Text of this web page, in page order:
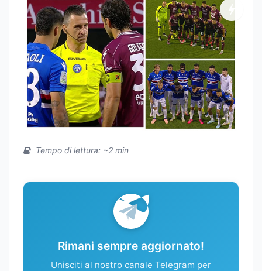
Tempo di lettura: ~2 min
Rimani sempre aggiornato!
Unisciti al nostro canale Telegram per